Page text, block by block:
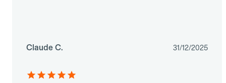
Claude C. 31/12/2025